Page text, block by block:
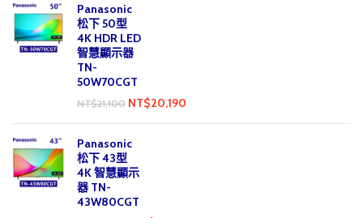
Panasonic
松下 50型
4K HDR LED
智慧顯示器
TN-
50W70CGT
NT$21,100 NT$20,190
Panasonic
松下 43型
4K 智慧顯示
器 TN-
43W80CGT